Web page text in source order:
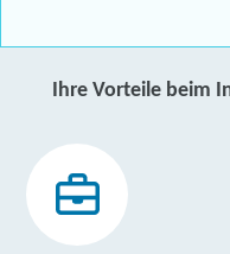
Ihre Vorteile beim